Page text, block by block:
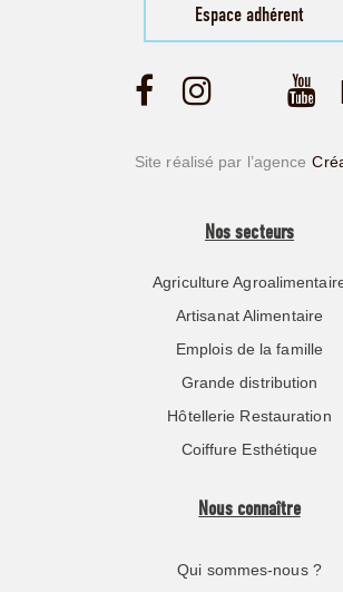
Espace adhérent
Site réalisé par l’agence
Nos secteurs
Agriculture
Artisanat Alimentaire
Emplois de la famille
Grande distribution
Hôtellerie Restauration
Coiffure Esthétique
Nous connaître
Qui sommes-nous ?